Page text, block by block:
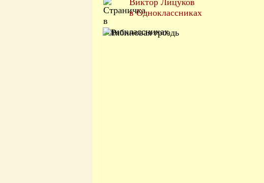
Виктор Лицуков
в Одноклассниках